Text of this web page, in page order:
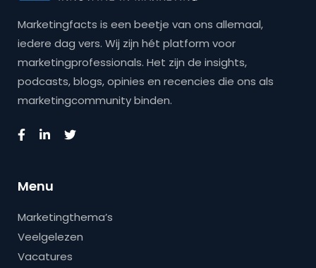
Marketingfacts is een beetje van ons allemaal,
iedere dag vers. Wij zijn hét platform voor
marketingprofessionals. Het zijn de insights,
podcasts, blogs, opinies en recencies die ons als
marketingcommunity binden.
Menu
Marketingthema’s
Veelgelezen
Vacatures